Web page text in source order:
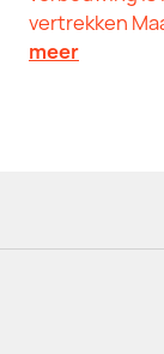
vertrekken
meer